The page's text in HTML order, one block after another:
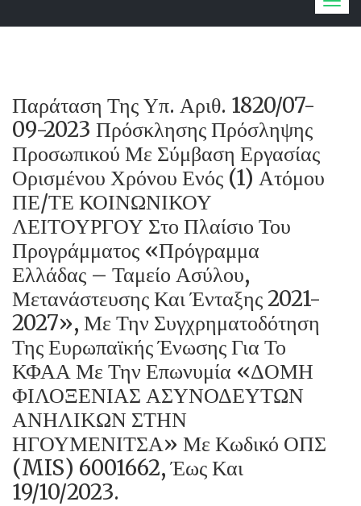
Παράταση Της Υπ. Αριθ. 1820/07-
09-2023 Πρόσκλησης Πρόσληψης
Προσωπικού Με Σύμβαση Εργασίας
Ορισμένου Χρόνου Ενός (1) Ατόμου
ΠΕ/ΤΕ ΚΟΙΝΩΝΙΚΟΥ
ΛΕΙΤΟΥΡΓΟΥ Στο Πλαίσιο Του
Προγράμματος «Πρόγραμμα
Ελλάδας – Ταμείο Ασύλου,
Μετανάστευσης Και Ένταξης 2021-
2027», Με Την Συγχρηματοδότηση
Της Ευρωπαϊκής Ένωσης Για Το
ΚΦΑΑ Με Την Επωνυμία «ΔΟΜΗ
ΦΙΛΟΞΕΝΙΑΣ ΑΣΥΝΟΔΕΥΤΩΝ
ΑΝΗΛΙΚΩΝ ΣΤΗΝ
ΗΓΟΥΜΕΝΙΤΣΑ» Με Κωδικό ΟΠΣ
(MIS) 6001662, Έως Και
19/10/2023.